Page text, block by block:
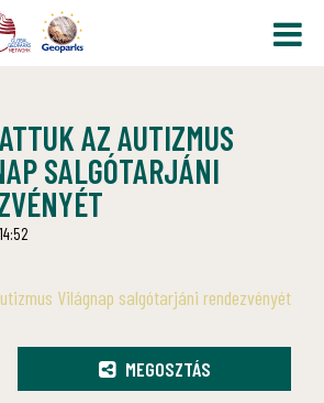
AZ AUTIZMUS
SALGÓTARJÁNI
Világnap salgótarjáni rendezvényét
MEGOSZTÁS